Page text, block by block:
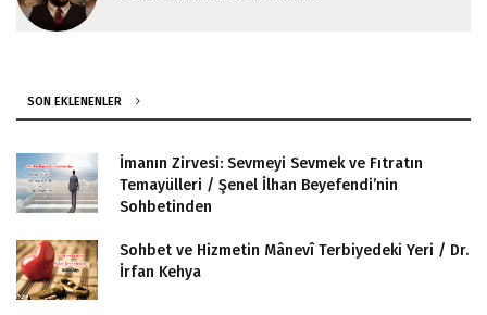
SON EKLENENLER
İmanın Zirvesi: Sevmeyi Sevmek ve Fıtratın
Temayülleri / Şenel İlhan Beyefendi’nin
Sohbetinden
Sohbet ve Hizmetin Mânevî Terbiyedeki Yeri / Dr.
İrfan Kehya